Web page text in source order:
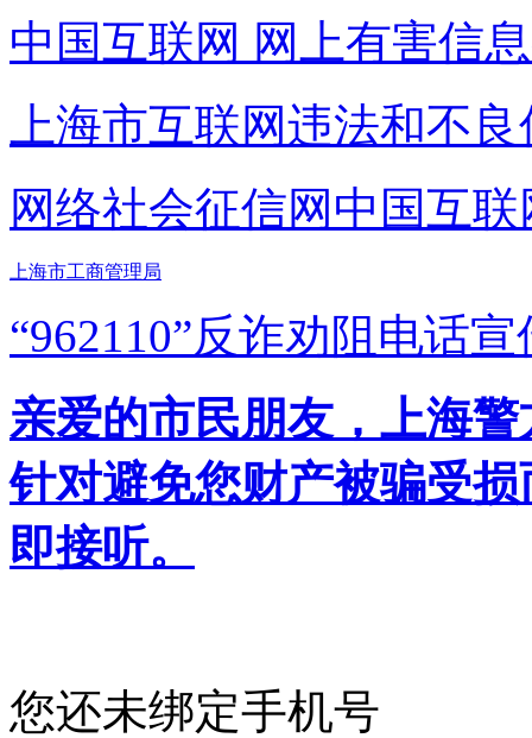
中国互联网 网上有害信
上海市互联网违法和不
网络社会征信网 中国互
上海市工商管理局
“962110”反诈劝阻电话宣
亲爱的市民朋友，上海
针对避免您财产被骗受
即接听。
您还未绑定手机号